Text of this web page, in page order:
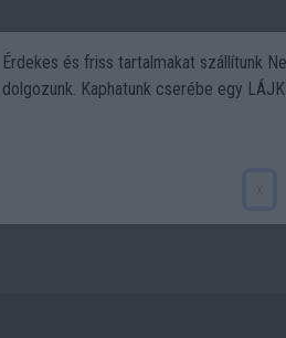
Politika DIY
A
Érdekes és friss tartalmakat szállítunk
dolgozunk. Kaphatunk cserébe egy